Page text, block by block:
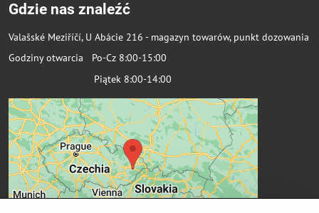
Gdzie nas znaleźć
Valašské Meziříčí, U Abácie 216 - magazyn towarów, punkt dozowania
Godziny otwarcia Po-Cz 8:00-15:00
Piątek 8:00-14:00